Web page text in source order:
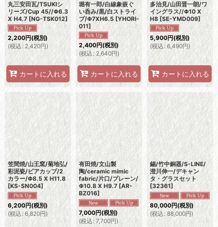
丸三安田瓦/TSUKIシ
リーズ/Cup 45//Φ6.3
X H4.7 [NG-TSK012]
2,200円(税別)
(税込 : 2,420円)
カートに入れる
堀有一郎/白線象嵌ぐ
い呑み/黒/白ストライ
プ/Φ7XH6.5 [YHORI-
011]
2,400円(税別)
(税込: 2,640円)
カートに入れる
多治見/山田晋一朗/ワ
イングラス//Φ10 X
H8 [SE-YMD009]
5,900円(税別)
(税込 : 6,490円)
カートに入れる
笠間焼/山王窯/菊地弘/
彩泥瓷/ビアカップ/2
カラー/Φ8.5 X H11.8
[KS-SN004]
6,200円(税別)
(税込: 6,820円)
有田焼/文山製
陶/ceramic mimic
fabric/片口/プレーン/
Φ10.8 X H9.7 [AR-
BZ016]
7,000円(税別)
(税込: 7,700円)
錫/竹中銅器/S-LINE/
澄川伸一/デキャン
タ・グラスセット
[32361]
80,000円(税別)
(税込: 88,000円)